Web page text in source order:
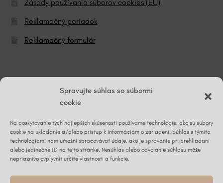
Spravujte súhlas so súbormi
cookie
Na poskytovanie tých najlepších skúseností používame technológie, ako sú súbory
cookie na ukladanie a/alebo prístup k informáciám o zariadení. Súhlas s týmito
technológiami nám umožní spracovávať údaje, ako je správanie pri prehliadaní
alebo jedinečné ID na tejto stránke. Nesúhlas alebo odvolanie súhlasu môže
nepriaznivo ovplyvniť určité vlastnosti a funkcie.
Zásady používania súborov cookies (EÚ)
Reklamačný poriadok
Reklamačný formulár
Napíšte nám